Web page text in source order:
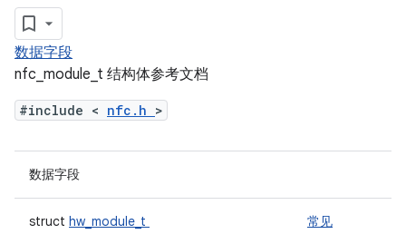
数据字段
nfc_module_t 结构体参考文档
#include < nfc.h >
数据字段
struct hw_module_t 常见